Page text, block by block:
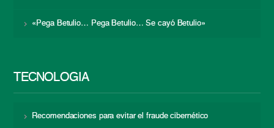
«Pega Betulio… Pega Betulio… Se cayó Betulio»
TECNOLOGÍA
Recomendaciones para evitar el fraude cibernético